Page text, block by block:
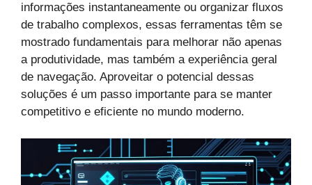
informações instantaneamente ou organizar fluxos
de trabalho complexos, essas ferramentas têm se
mostrado fundamentais para melhorar não apenas
a produtividade, mas também a experiência geral
de navegação. Aproveitar o potencial dessas
soluções é um passo importante para se manter
competitivo e eficiente no mundo moderno.